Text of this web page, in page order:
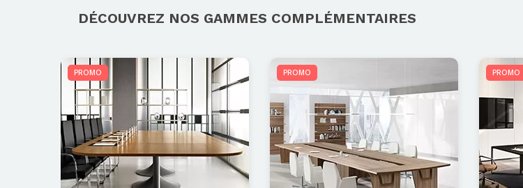
DÉCOUVREZ NOS GAMMES COMPLÉMENTAIRES
PROMO PROMO PROMO